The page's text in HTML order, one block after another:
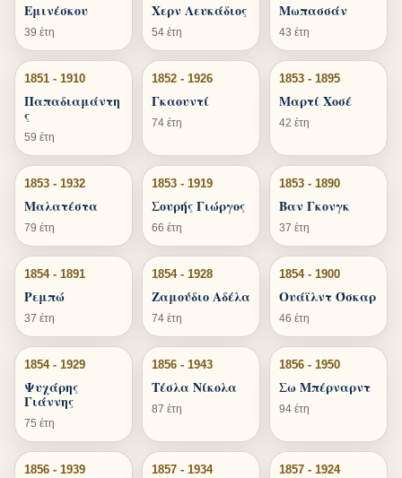
Εμινέσκου
39 έτη
Χερν Λευκάδιος
54 έτη
Μωπασσάν
43 έτη
1851 - 1910
Παπαδιαμάντη
ς
59 έτη
1852 - 1926
Γκαουντί
74 έτη
1853 - 1895
Μαρτί Χοσέ
42 έτη
1853 - 1932
Μαλατέστα
79 έτη
1853 - 1919
Σουρής Γιώργος
66 έτη
1853 - 1890
Βαν Γκονγκ
37 έτη
1854 - 1891
Ρεμπώ
37 έτη
1854 - 1928
Ζαμούδιο Αδέλα
74 έτη
1854 - 1900
Ουάϊλντ Όσκαρ
46 έτη
1854 - 1929
Ψυχάρης
Γιάννης
75 έτη
1856 - 1943
Τέσλα Νίκολα
87 έτη
1856 - 1950
Σω Μπέρναρντ
94 έτη
1856 - 1939 1857 - 1934 1857 - 1924